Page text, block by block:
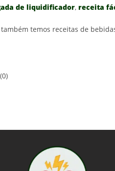
de liquidificador, receita
também temos receitas de
0